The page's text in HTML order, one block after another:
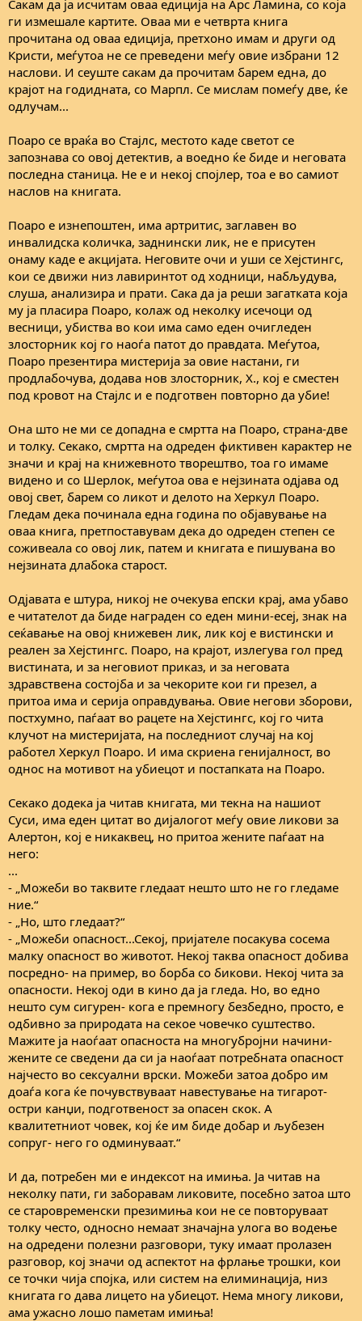
Сакам да ја исчитам оваа едиција на Арс Ламина, со која
ги измешале картите. Оваа ми е четврта книга
прочитана од оваа едиција, претхоно имам и други од
Кристи, меѓутоа не се преведени меѓу овие избрани 12
наслови. И сеуште сакам да прочитам барем една, до
крајот на годидната, со Марпл. Се мислам помеѓу две, ќе
одлучам...
Поаро се враќа во Стајлс, местото каде светот се
запознава со овој детектив, а воедно ќе биде и неговата
последна станица. Не е и некој спојлер, тоа е во самиот
наслов на книгата.
Поаро е изнепоштен, има артритис, заглавен во
инвалидска количка, заднински лик, не е присутен
онаму каде е акцијата. Неговите очи и уши се Хејстингс,
кои се движи низ лавиринтот од ходници, набљудува,
слуша, анализира и прати. Сака да ја реши загатката која
му ја пласира Поаро, колаж од неколку исечоци од
весници, убиства во кои има само еден очигледен
злосторник кој го наоѓа патот до правдата. Меѓутоа,
Поаро презентира мистерија за овие настани, ги
продлабочува, додава нов злосторник, Х., кој е сместен
под кровот на Стајлс и е подготвен повторно да убие!
Она што не ми се допадна е смртта на Поаро, страна-две
и толку. Секако, смртта на одреден фиктивен карактер не
значи и крај на книжевното творештво, тоа го имаме
видено и со Шерлок, меѓутоа ова е нејзината одјава од
овој свет, барем со ликот и делото на Херкул Поаро.
Гледам дека починала една година по објавување на
оваа книга, претпоставувам дека до одреден степен се
соживеала со овој лик, патем и книгата е пишувана во
нејзината длабока старост.
Одјавата е штура, никој не очекува епски крај, ама убаво
е читателот да биде награден со еден мини-есеј, знак на
сеќавање на овој книжевен лик, лик кој е вистински и
реален за Хејстингс. Поаро, на крајот, излегува гол пред
вистината, и за неговиот приказ, и за неговата
здравствена состојба и за чекорите кои ги презел, а
притоа има и серија оправдувања. Овие негови зборови,
постхумно, паѓаат во рацете на Хејстингс, кој го чита
клучот на мистеријата, на последниот случај на кој
работел Херкул Поаро. И има скриена генијалност, во
однос на мотивот на убиецот и постапката на Поаро.
Секако додека ја читав книгата, ми текна на нашиот
Суси, има еден цитат во дијалогот меѓу овие ликови за
Алертон, кој е никаквец, но притоа жените паѓаат на
него:
...
- „Можеби во таквите гледаат нешто што не го гледаме
ние.“
- „Но, што гледаат?“
- „Можеби опасност...Секој, пријателе посакува сосема
малку опасност во животот. Некој таква опасност добива
посредно- на пример, во борба со бикови. Некој чита за
опасности. Некој оди в кино да ја гледа. Но, во едно
нешто сум сигурен- кога е премногу безбедно, просто, е
одбивно за природата на секое човечко суштество.
Мажите ја наоѓаат опасноста на многубројни начини-
жените се сведени да си ја наоѓаат потребната опасност
најчесто во сексуални врски. Можеби затоа добро им
доаѓа кога ќе почувствуваат навестување на тигарот-
остри канџи, подготвеност за опасен скок. А
квалитетниот човек, кој ќе им биде добар и љубезен
сопруг- него го одминуваат.“
И да, потребен ми е индексот на имиња. Ја читав на
неколку пати, ги заборавам ликовите, посебно затоа што
се старовременски презимиња кои не се повторуваат
толку често, односно немаат значајна улога во водење
на одредени полезни разговори, туку имаат пролазен
разговор, кој значи од аспектот на фрлање трошки, кои
се точки чија спојка, или систем на елиминација, низ
книгата го дава лицето на убиецот. Нема многу ликови,
ама ужасно лошо паметам имиња!